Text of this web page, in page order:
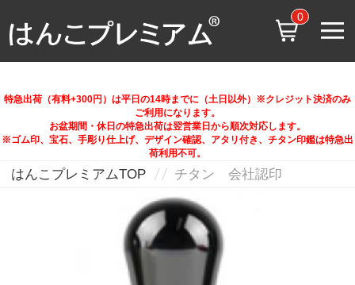
0
特急出荷（有料+300円）は平日の14時までに（土日以外）※クレジット決済のみ
ご利用になります。
お盆期間・休日の特急出荷は翌営業日から順次対応します。
※ゴム印、宝石、手彫り仕上げ、デザイン確認、アタリ付き、チタン印鑑は特急出
荷利用不可。
はんこプレミアムTOP チタン 会社認印